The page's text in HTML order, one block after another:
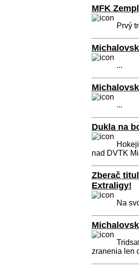
MFK
Prvý
...
...
Dukla na
nad DVTK
Zberač
Extraligy!
Na
zranenia len